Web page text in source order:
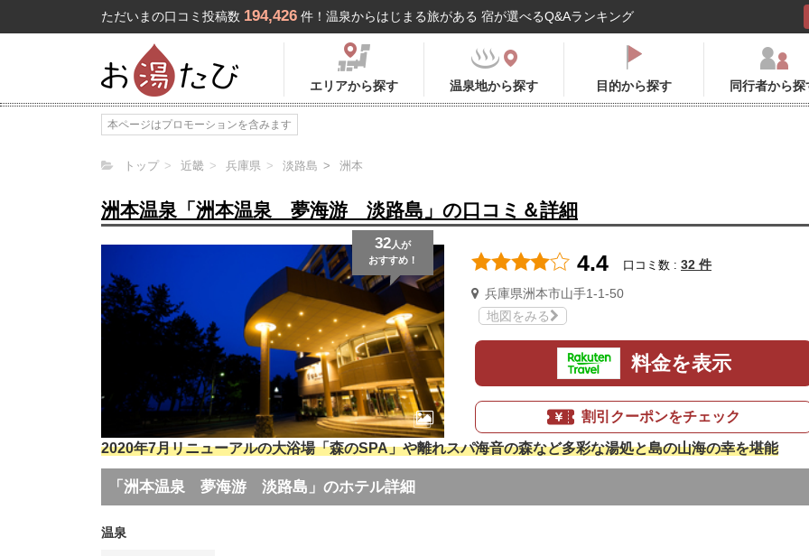
ただいまの口コミ投稿数 194,426 件！温泉からはじまる旅がある 宿が選べるQ&Aランキング
エリアから探す 温泉地から探す 目的から探す 同行者から探
本ページはプロモーションを含みます
トップ 近畿 兵庫県 淡路島 洲本
洲本温泉「洲本温泉 夢海游 淡路島」の口コミ＆詳細
32 人が
おすすめ！
4.4 口コミ数 : 32 件
兵庫県洲本市山手1-1-50
地図をみる
料金を表示
割引クーポンをチェック
2020年7月リニューアルの大浴場「森のSPA」や離れスパ海音の森など多彩な湯処と島の山海の幸を堪能
「洲本温泉 夢海游 淡路島」のホテル詳細
温泉